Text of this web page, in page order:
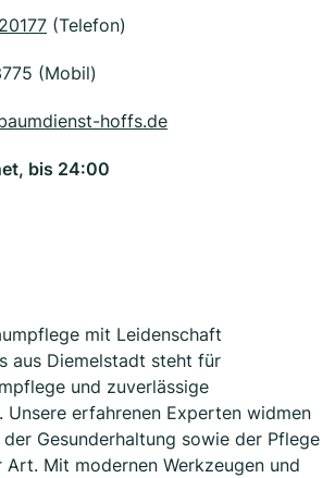
(Telefon)
(Mobil)
hoffs.de
bis 24:00
mit Leidenschaft
aus Diemelstadt steht für
und zuverlässige
Unsere erfahrenen Experten widmen
Gesunderhaltung sowie der Pflege
Art. Mit modernen Werkzeugen und